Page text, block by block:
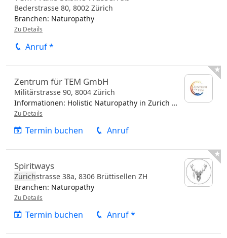
Bederstrasse 80, 8002 Zürich
Branchen: Naturopathy
Zu Details
Anruf *

Zentrum für TEM GmbH
Militärstrasse 90, 8004 Zürich
Informationen: Holistic Naturopathy in Zurich We combine traditional European naturopathy with
Zu Details
Termin buchen Anruf

Spiritways
Zürichstrasse 38a, 8306 Brüttisellen ZH
Branchen: Naturopathy
Zu Details
Termin buchen Anruf *